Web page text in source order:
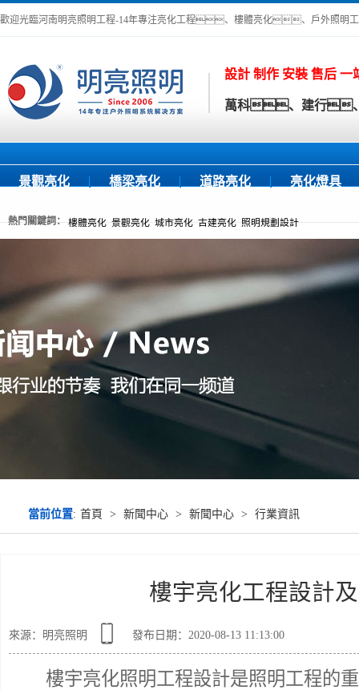
歡迎光臨河南明亮照明工程-14年專注亮化工程、樓體亮化、戶外照明
設計 制作 安裝 售后 一
萬科、建行、
景觀亮化 橋梁亮化 道路亮化 亮化燈具
熱門關鍵詞：
當前位置: 首頁 > 新聞中心 > 新聞中心 > 行業資訊
樓宇亮化工程設計
來源：明亮照明 發布日期：2020-08-13 11:13:00
樓宇亮化照明工程設計是照明工程的